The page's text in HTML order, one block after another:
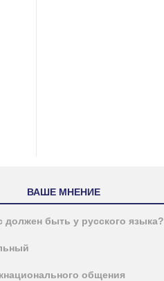
ВАШЕ МНЕНИЕ
должен быть у русского языка?
общения